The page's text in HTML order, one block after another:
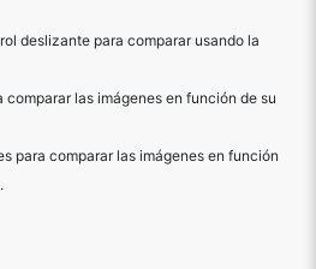
deslizante para comparar usando la
comparar las imágenes en función de su
para comparar las imágenes en función